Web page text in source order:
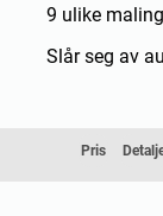
9 ulike
Slår seg av
Pris